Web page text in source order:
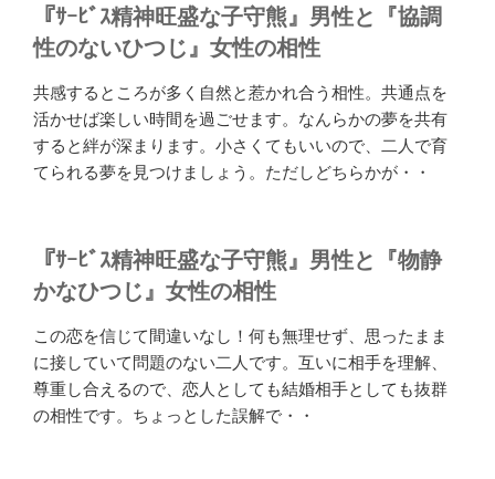
『ｻｰﾋﾞｽ精神旺盛な子守熊』男性と『協調
性のないひつじ』女性の相性
共感するところが多く自然と惹かれ合う相性。共通点を
活かせば楽しい時間を過ごせます。なんらかの夢を共有
すると絆が深まります。小さくてもいいので、二人で育
てられる夢を見つけましょう。ただしどちらかが・・
『ｻｰﾋﾞｽ精神旺盛な子守熊』男性と『物静
かなひつじ』女性の相性
この恋を信じて間違いなし！何も無理せず、思ったまま
に接していて問題のない二人です。互いに相手を理解、
尊重し合えるので、恋人としても結婚相手としても抜群
の相性です。ちょっとした誤解で・・